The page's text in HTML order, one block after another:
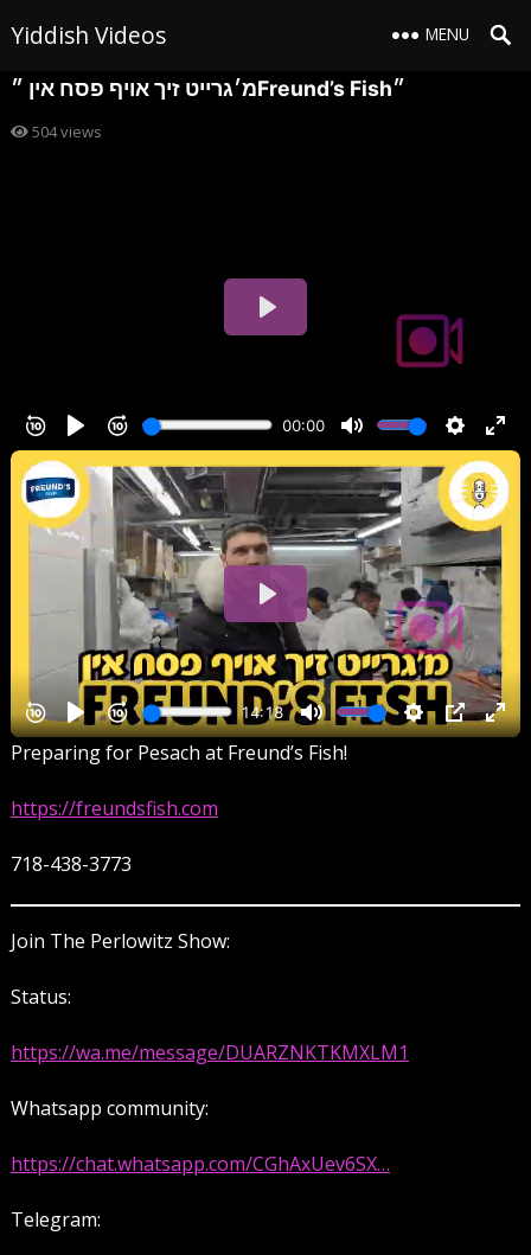
Yiddish Videos MENU
מ׳גרייט זיך אויף פסח אין ״Freund’s Fish״
504views
Preparing for Pesach at Freund’s Fish!
https://freundsfish.com
718-438-3773
Join The Perlowitz Show:
Status:
https://wa.me/message/DUARZNKTKMXLM1
Whatsapp community:
https://chat.whatsapp.com/CGhAxUev6SX…
Telegram: